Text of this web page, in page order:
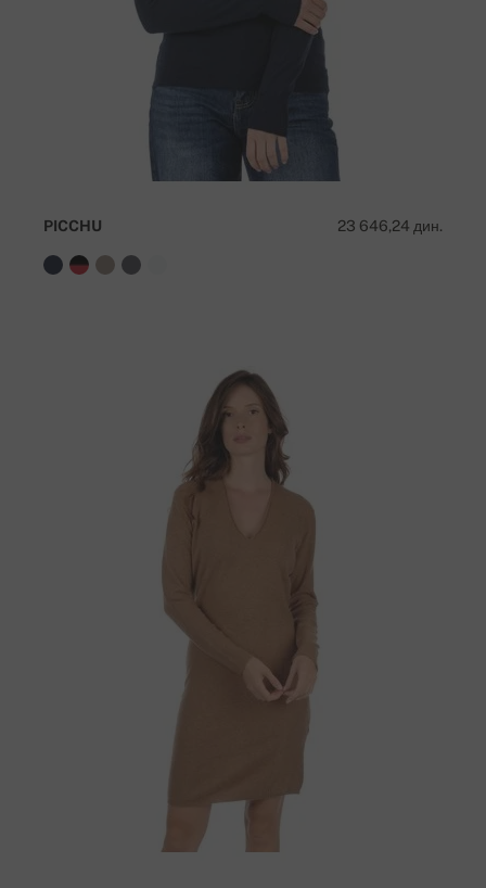
23 646,24 дин.
PICCHU